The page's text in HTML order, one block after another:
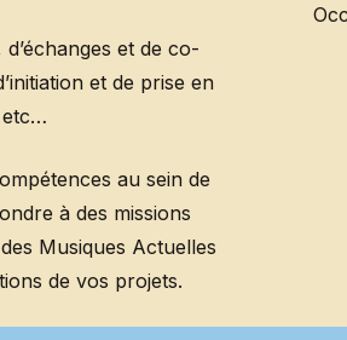
et de co-
et de prise en
etc…
au sein de
à des missions
Musiques Actuelles
de vos projets.